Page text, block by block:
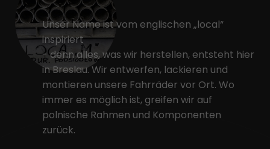
Unser Name ist vom englischen „local“
inspiriert
- denn alles, was wir herstellen, entsteht hier
in Breslau. Wir entwerfen, lackieren und
montieren unsere Fahrräder vor Ort. Wo
immer es möglich ist, greifen wir auf
polnische Rahmen und Komponenten
zurück.